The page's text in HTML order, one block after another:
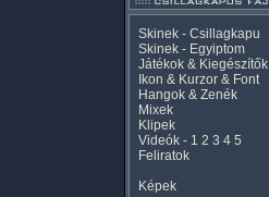
Skinek - Csillagkapu
Skinek - Egyiptom
Játékok & Kiegészítők
Ikon & Kurzor & Font
Hangok & Zenék
Mixek
Klipek
Videók - 1 2 3 4 5
Feliratok
Képek